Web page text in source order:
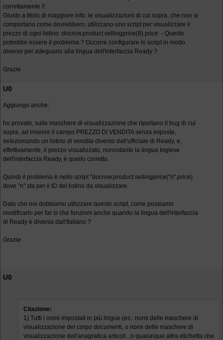
correttamente !!
Giusto a titolo di maggiore info: le visualizzazioni di cui sopra, che non si
comportano come dovrebbero, utilizzano uno script per visualizzare il
prezzo di ogni listino: docrow.product.sellingprice(8).price - Questo
potrebbe essere il problema ? Occorre configurare lo script in modo
diverso per adeguarlo alla lingua dell'interfaccia Ready ?
Grazie
U0
Aggiungo anche:
ho provato, sulle maschere di visualizzazione che riportano il bug di cui
sopra, ad inserire il campo PREZZO DI VENDITA senza imposte,
selezionando un listino di vendita diverso dall'ufficiale di Ready, e,
effettivamente, il prezzo visualizzato, nonostante la lingua Inglese
dell'interfaccia Ready, è quello corretto.
Quindi il problema è nello script "docrow.product.sellingprice("n".price)
dove "n" sta per il ID del listino da visualizzare.
Dato che noi dobbiamo utilizzare questo script, come possiamo
modificarlo per far si che funzioni anche quando la lingua dell'interfaccia
di Ready è diversa dall'Italiano ?
Grazie
U0
Citazione:
1) Tutti i nomi impostati in più lingue (es.: nomi delle maschere di
visualizzazione del corpo documenti, o nomi delle maschere di
visualizzazione dell'anagrafica articoli...o qualunque altra etichetta che